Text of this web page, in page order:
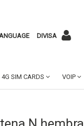
DIVISA
4G SIM CARDS VOIP